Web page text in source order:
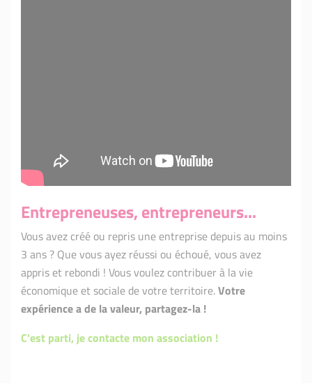
Entrepreneuses, entrepreneurs...
Vous avez créé ou repris une entreprise depuis au moins
3 ans ? Que vous ayez réussi ou échoué, vous avez
appris et rebondi ! Vous voulez contribuer à la vie
économique et sociale de votre territoire.Votre
expérience a de la valeur, partagez-la !
C'est parti, je contacte mon association !